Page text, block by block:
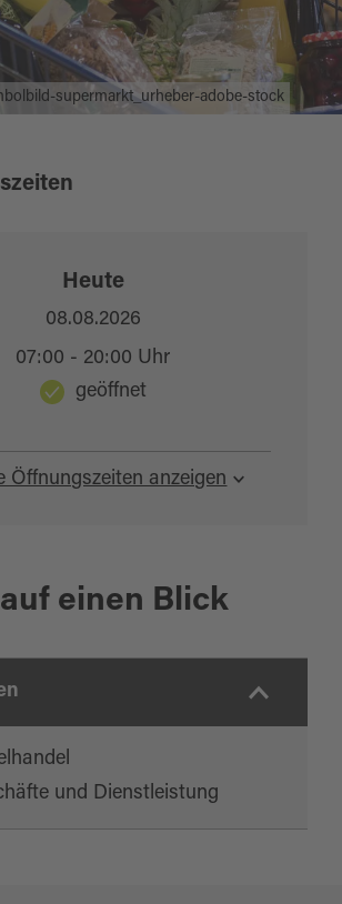
supermarkt_urheber-adobe-stock
Öffnungszeiten anzeigen
Heute
08.08.2026
07:00 - 20:00 Uhr
geöffnet
einen Blick
und Dienstleistung